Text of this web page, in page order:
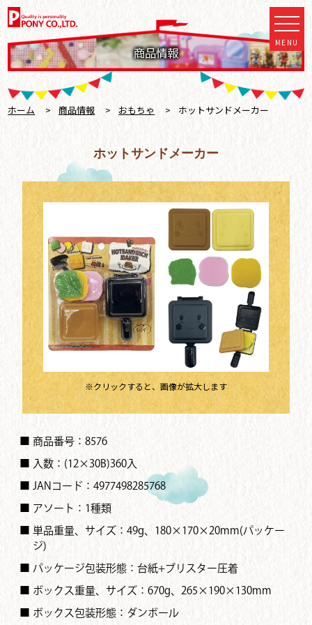
商品情報
MENU
ホーム > 商品情報 > おもちゃ > ホットサンドメーカー
ホットサンドメーカー
※クリックすると、画像が拡大します
■ 商品番号：8576
■ 入数：(12×30B)360入
■ JANコード：4977498285768
■ アソート：1種類
■ 単品重量、サイズ：49g、180×170×20mm(パッケー
ジ)
■ パッケージ包装形態：台紙+ブリスター圧着
■ ボックス重量、サイズ：670g、265×190×130mm
■ ボックス包装形態：ダンボール